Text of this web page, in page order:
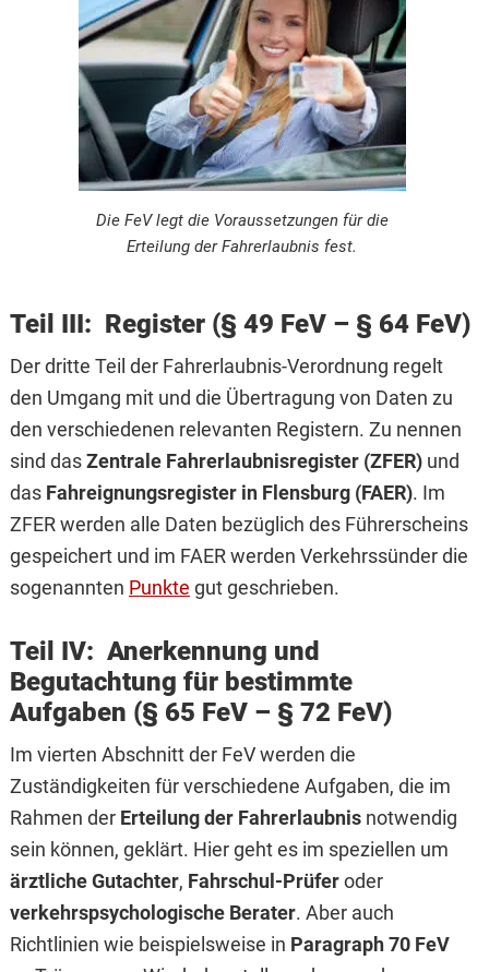
Die FeV legt die Voraussetzungen für die
Erteilung der Fahrerlaubnis fest.
Teil III: Register (§ 49 FeV – § 64 FeV)
Der dritte Teil der Fahrerlaubnis-Verordnung regelt
den Umgang mit und die Übertragung von Daten zu
den verschiedenen relevanten Registern. Zu nennen
sind dasZentrale Fahrerlaubnisregister (ZFER)und
dasFahreignungsregister in Flensburg (FAER). Im
ZFER werden alle Daten bezüglich des Führerscheins
gespeichert und im FAER werden Verkehrssünder die
sogenannten Punkte gut geschrieben.
Teil IV: Anerkennung und
Begutachtung für bestimmte
Aufgaben (§ 65 FeV – § 72 FeV)
Im vierten Abschnitt der FeV werden die
Zuständigkeiten für verschiedene Aufgaben, die im
Rahmen der Erteilung der Fahrerlaubnisnotwendig
sein können, geklärt. Hier geht es im speziellen um
ärztliche Gutachter, Fahrschul-Prüferoder
verkehrspsychologische Berater. Aber auch
Richtlinien wie beispielsweise in Paragraph 70 FeV